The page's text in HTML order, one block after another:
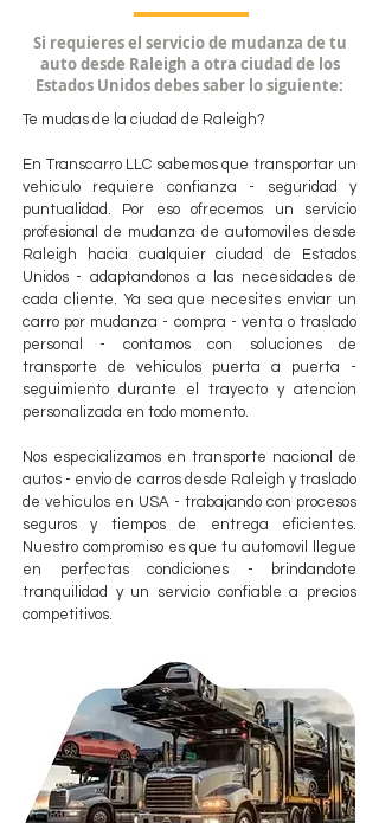
Si requieres el servicio de mudanza de tu
auto desde Raleigh a otra ciudad de los
Estados Unidos debes saber lo siguiente:
Te mudas de la ciudad de Raleigh?
En Transcarro LLC sabemos que transportar un
vehiculo requiere confianza - seguridad y
puntualidad. Por eso ofrecemos un servicio
profesional de mudanza de automoviles desde
Raleigh hacia cualquier ciudad de Estados
Unidos - adaptandonos a las necesidades de
cada cliente. Ya sea que necesites enviar un
carro por mudanza - compra - venta o traslado
personal - contamos con soluciones de
transporte de vehiculos puerta a puerta -
seguimiento durante el trayecto y atencion
personalizada en todo momento.
Nos especializamos en transporte nacional de
autos - envio de carros desde Raleigh y traslado
de vehiculos en USA - trabajando con procesos
seguros y tiempos de entrega eficientes.
Nuestro compromiso es que tu automovil llegue
en perfectas condiciones - brindandote
tranquilidad y un servicio confiable a precios
competitivos.